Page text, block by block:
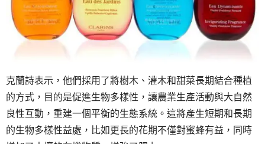
克蘭詩表示，他們採用了將樹木、灌木和甜菜長期結合種植
的方式，目的是促進生物多樣性，讓農業生產活動與大自然
良性互動，重建一個平衡的生態系統。這將產生短期和長期
的生物多樣性益處，比如更長的花期不僅對蜜蜂有益，同時